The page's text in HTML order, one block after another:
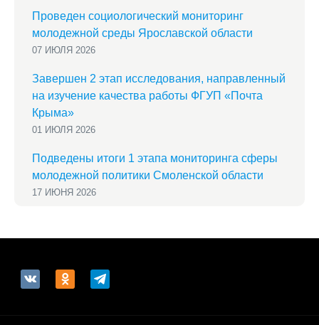
Проведен социологический мониторинг
молодежной среды Ярославской области
07 ИЮЛЯ 2026
Завершен 2 этап исследования, направленный
на изучение качества работы ФГУП «Почта
Крыма»
01 ИЮЛЯ 2026
Подведены итоги 1 этапа мониторинга сферы
молодежной политики Смоленской области
17 ИЮНЯ 2026
vkontakteodnoklassniki
telegram